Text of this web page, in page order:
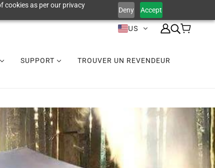
cookies as per our privacy
Deny Accept
US
SUPPORT TROUVER UN REVENDEUR